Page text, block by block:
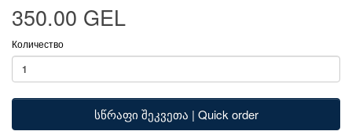
350.00 GEL
Количество
სწრაფი შეკვეთა | Quick order